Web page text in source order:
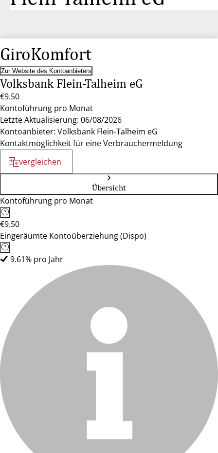
GiroKomfort
Zur Website des Kontoanbieters
Volksbank Flein-Talheim eG
€9.50
Kontoführung pro Monat
Letzte Aktualisierung: 06/08/2026
Kontoanbieter: Volksbank Flein-Talheim eG
Kontaktmöglichkeit für eine Verbrauchermeldung
vergleichen
Übersicht
Kontoführung pro Monat
€9.50
Eingeräumte Kontoüberziehung (Dispo)
9.61% pro Jahr